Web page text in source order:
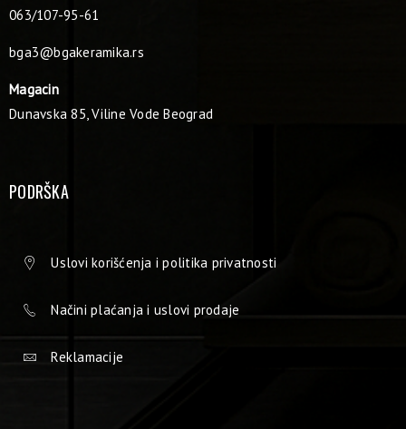
063/107-95-61
bga3@bgakeramika.rs
Magacin
Dunavska 85, Viline Vode Beograd
PODRŠKA
Uslovi korišćenja i politika privatnosti
Načini plaćanja i uslovi prodaje
Reklamacije